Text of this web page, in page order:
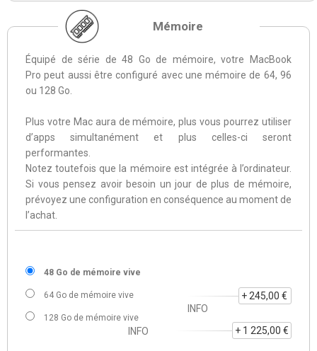
Mémoire
Équipé de série de 48 Go de mémoire, votre MacBook
Pro peut aussi être configuré avec une mémoire de 64, 96
ou 128 Go.
Plus votre Mac aura de mémoire, plus vous pourrez utiliser
d’apps simultanément et plus celles-ci seront
performantes.
Notez toutefois que la mémoire est intégrée à l’ordinateur.
Si vous pensez avoir besoin un jour de plus de mémoire,
prévoyez une configuration en conséquence au moment de
l’achat.
48 Go de mémoire vive
64 Go de mémoire vive
+ 245,00 €
INFO
128 Go de mémoire vive
+ 1 225,00 €
INFO